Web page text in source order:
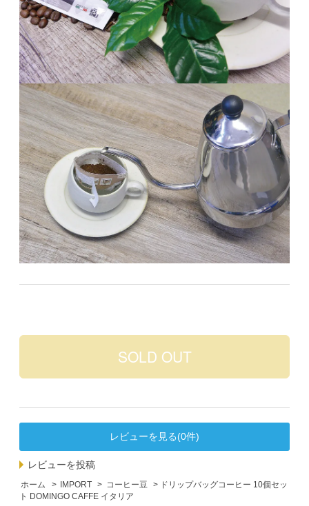
レビューを見る(0件)
レビューを投稿
ホーム > IMPORT > コーヒー豆 > ドリップバッグコーヒー 10個セッ
ト DOMINGO CAFFE イタリア